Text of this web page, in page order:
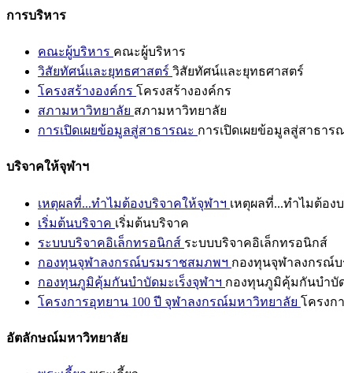
การบริหาร
คณะผู้บริหาร คณะผู้บริหาร
วิสัยทัศน์และยุทธศาสตร์ วิสัยทัศน์และยุทธศาสตร์
โครงสร้างองค์กร โครงสร้างองค์กร
สภามหาวิทยาลัย สภามหาวิทยาลัย
การเปิดเผยข้อมูลสู่สาธารณะ การเปิดเผยข้อมูลสู่สาธาร
บริจาคให้จุฬาฯ
เหตุผลที่...ทำไมต้องบริจาคให้จุฬาฯ เหตุผลที่...ทำไมต้อง
เริ่มต้นบริจาค เริ่มต้นบริจาค
ระบบบริจาคอิเล็กทรอนิกส์ ระบบบริจาคอิเล็กทรอนิกส์
กองทุนจุฬาลงกรณ์บรมราชสมภพฯ กองทุนจุฬาลงกรณ์
กองทุนภูมิคุ้มกันบำบัดมะเร็งจุฬาฯ กองทุนภูมิคุ้มกันบำบัด
โครงการอุทยาน 100 ปี จุฬาลงกรณ์มหาวิทยาลัย โครงก
อัตลักษณ์มหาวิทยาลัย